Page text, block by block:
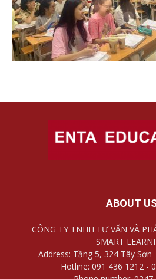
ABOUT
CÔNG TY TNHH TƯ VẤN VÀ
SMART
Address: Tầng 5, 324 Tây
Hotline: 091 436 1212 -